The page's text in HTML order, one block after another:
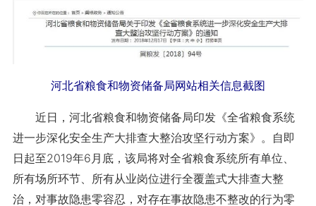
河北省粮食和物资储备局网站相关信息截图
近日，河北省粮食和物资储备局印发《全省粮食系统
进一步深化安全生产大排查大整治攻坚行动方案》。自即
日起至2019年6月底，该局将对全省粮食系统所有单位、
所有场所环节、所有从业岗位进行全覆盖式大排查大整
治，对事故隐患零容忍，对存在事故隐患不整改的行为零